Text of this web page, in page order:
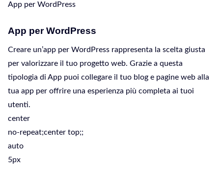
App per WordPress
App per WordPress
Creare un’app per WordPress rappresenta la scelta giusta
per valorizzare il tuo progetto web. Grazie a questa
tipologia di App puoi collegare il tuo blog e pagine web alla
tua app per offrire una esperienza più completa ai tuoi
utenti.
center
no-repeat;center top;;
auto
5px